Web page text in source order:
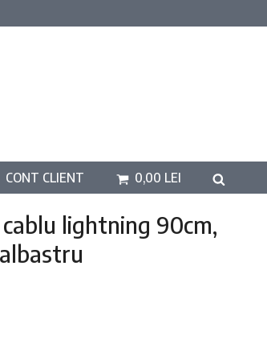
CONT CLIENT 0,00 LEI
lightning 90cm,